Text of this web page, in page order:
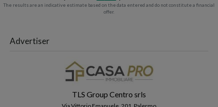
The results are an indicative estimate based on the data entered and do not constitute a financial
offer.
Advertiser
TLS Group Centro srls